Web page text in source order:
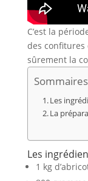
C’est la
des confitures
sûrement la
Sommaires
Les
La
Les
1 kg